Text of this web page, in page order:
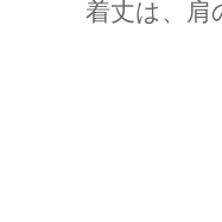
着丈は、肩